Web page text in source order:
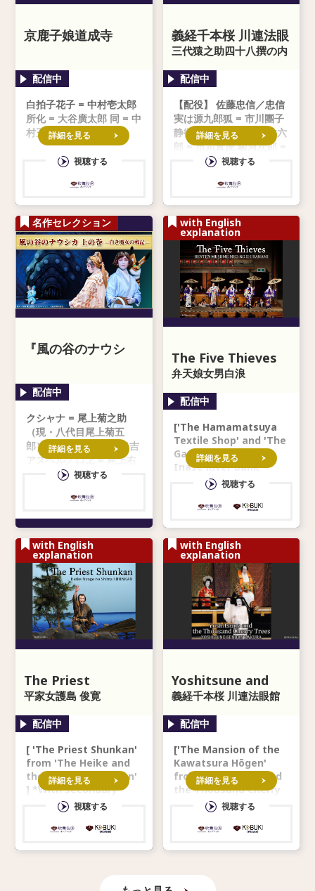
京鹿子娘道成寺
白拍子花子 = 中村壱太郎
所化 = 大谷廣太郎 同 = 中
村玉太郎詳細を見る
視聴する
義経千本桜 川連法眼
館
三代猿之助四十八撰の内
【配役】 佐藤忠信／忠信
実は源九郎狐 = 市川團子
静御前 = 坂東新悟 亀井六
郎 = 市川青虎 駿河次郎 =
市川右近 川連法眼 = 市川
九郎判官義経 =
詳細を見る
視聴する
名作セレクション
『風の谷のナウシ
魔女の戦記―」
クシャナ = 尾上菊之助
（現・八代目尾上菊五
郎） ナウシカ = 中村米吉
アスベル／口上 = 尾上右
近 ケチャ = 中村莟玉 幼
（現・尾上菊之助） 幼き
ナウシカ =
詳細を見る
視聴する
with English
explanation
The Five Thieves
弁天娘女男白浪
['The Hamamatsuya
Textile Shop' and 'The
Gathering along the
Inase River Bank'
from 'The Five Thieve
詳細を見る
視聴する
with English
explanation
The Priest
Shunkan
平家女護島 俊寛
[ 'The Priest Shunkan'
from 'The Heike and
the Island of Women'
] *With secondary
audio in English
詳細を見る
視聴する
with English
explanation
Yoshitsune and
the Thousand
Cherry Trees
義経千本桜 川連法眼館
['The Mansion of the
Kawatsura Hōgen'
from 'Yoshitsune and
the Thousand Cherry
Trees' *With seconda
詳細を見る
視聴する